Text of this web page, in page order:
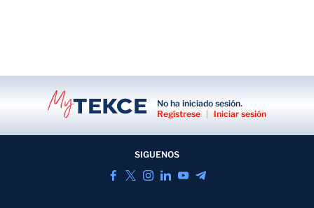
No ha iniciado sesión.
Regístrese | Iniciar sesión
SIGUENOS